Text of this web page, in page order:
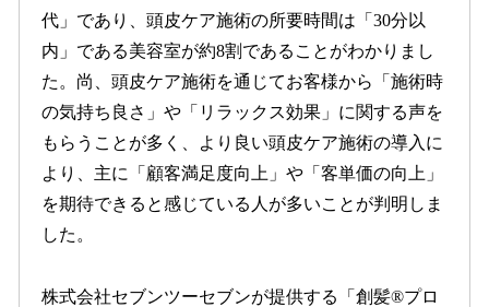
代」であり、頭皮ケア施術の所要時間は「30分以
内」である美容室が約8割であることがわかりまし
た。尚、頭皮ケア施術を通じてお客様から「施術時
の気持ち良さ」や「リラックス効果」に関する声を
もらうことが多く、より良い頭皮ケア施術の導入に
より、主に「顧客満足度向上」や「客単価の向上」
を期待できると感じている人が多いことが判明しま
した。
株式会社セブンツーセブンが提供する「創髪®プロ